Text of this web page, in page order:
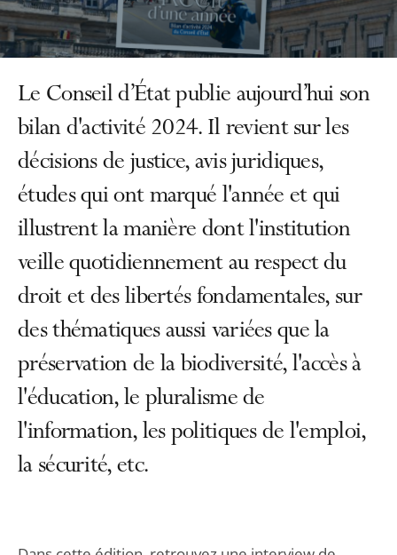
Le Conseil d’État publie aujourd’hui son
bilan d'activité 2024. Il revient sur les
décisions de justice, avis juridiques,
études qui ont marqué l'année et qui
illustrent la manière dont l'institution
veille quotidiennement au respect du
droit et des libertés fondamentales, sur
des thématiques aussi variées que la
préservation de la biodiversité, l'accès à
l'éducation, le pluralisme de
l'information, les politiques de l'emploi,
la sécurité, etc.